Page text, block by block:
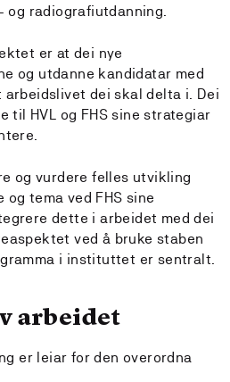
radiografiutdanning.
er at dei nye
og utdanne kandidatar med
dei skal delta i. Dei
til HVL og FHS sine strategiar
og vurdere felles utvikling
tema ved FHS sine
dette i arbeidet med dei
ved å bruke staben
i instituttet er sentralt.
arbeidet
er leiar for den overordna